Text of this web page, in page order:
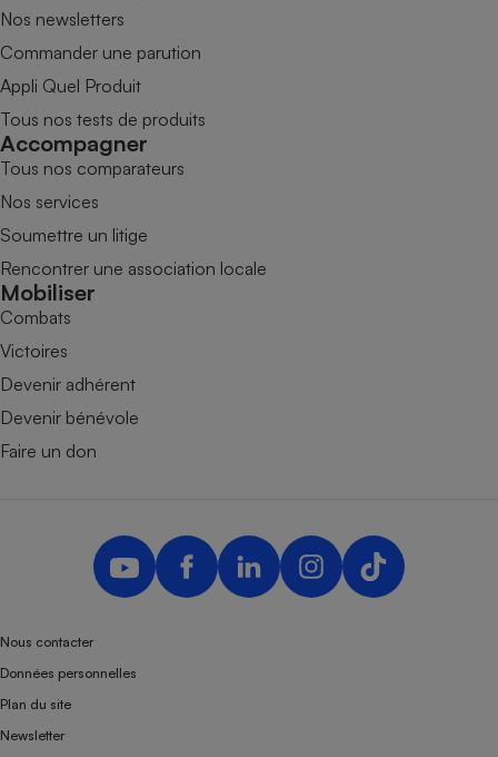
Nos newsletters
Commander une parution
Appli Quel Produit
Tous nos tests de produits
Accompagner
Tous nos comparateurs
Nos services
Soumettre un litige
Rencontrer une association locale
Mobiliser
Combats
Victoires
Devenir adhérent
Devenir bénévole
Faire un don
Nous contacter
Données personnelles
Plan du site
Newsletter